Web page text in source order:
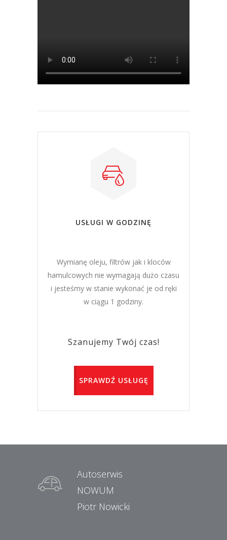
USŁUGI W GODZINĘ
Wymianę oleju, filtrów jak i kloców
hamulcowych nie wymagają dużo czasu
i jesteśmy w stanie wykonać je od ręki
w ciągu 1 godziny.
Szanujemy Twój czas!
SPRAWDŹ USŁUGĘ
Autoserwis
NOWUM
Piotr Nowicki